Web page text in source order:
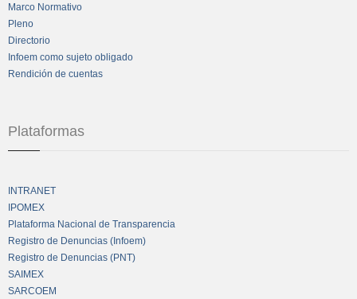
Marco Normativo
Pleno
Directorio
Infoem como sujeto obligado
Rendición de cuentas
Plataformas
INTRANET
IPOMEX
Plataforma Nacional de Transparencia
Registro de Denuncias (Infoem)
Registro de Denuncias (PNT)
SAIMEX
SARCOEM